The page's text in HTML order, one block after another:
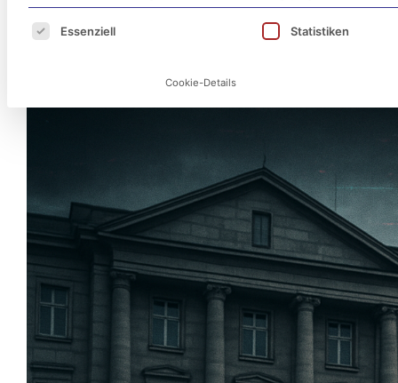
Es folgt eine Liste der Service-Gruppen, für
Essenziell Statistiken
Cookie-Details